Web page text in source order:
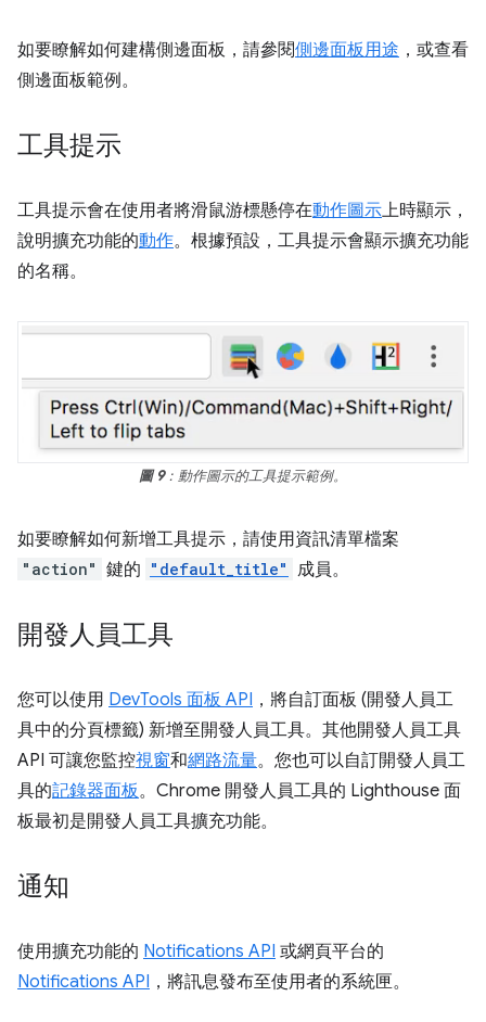
如要瞭解如何建構側邊面板，請參閱側邊面板用途 ，或查看
側邊面板範例。
工具提示
工具提示會在使用者將滑鼠游標懸停在動作圖示上時顯示，
說明擴充功能的動作。根據預設，工具提示會顯示擴充功能
的名稱。
圖 9：動作圖示的工具提示範例。
如要瞭解如何新增工具提示，請使用資訊清單檔案
"action" 鍵的 "default_title" 成員。
開發人員工具
您可以使用 DevTools 面板 API ，將自訂面板 (開發人員工
具中的分頁標籤) 新增至開發人員工具。其他開發人員工具
API 可讓您監控視窗和網路流量。您也可以自訂開發人員工
具的記錄器面板。Chrome 開發人員工具的 Lighthouse 面
板最初是開發人員工具擴充功能。
通知
使用擴充功能的 Notifications API 或網頁平台的
Notifications API ，將訊息發布至使用者的系統匣。